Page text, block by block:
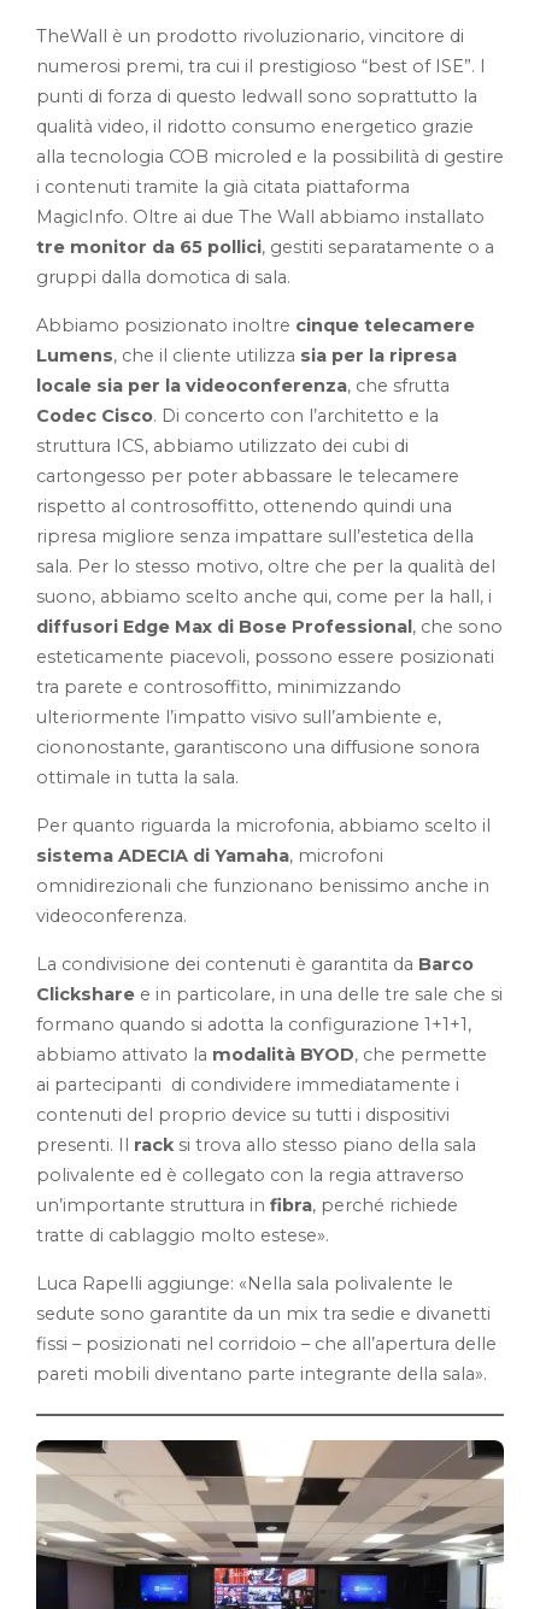
TheWall è un prodotto rivoluzionario, vincitore di
numerosi premi, tra cui il prestigioso “best of ISE”. I
punti di forza di questo ledwall sono soprattutto la
qualità video, il ridotto consumo energetico grazie
alla tecnologia COB microled e la possibilità di gestire
i contenuti tramite la già citata piattaforma
MagicInfo. Oltre ai due The Wall abbiamo installato
tre monitor da 65 pollici, gestiti separatamente o a
gruppi dalla domotica di sala.
Abbiamo posizionato inoltre cinque telecamere
Lumens, che il cliente utilizza sia per la ripresa
locale sia per la videoconferenza, che sfrutta
Codec Cisco. Di concerto con l’architetto e la
struttura ICS, abbiamo utilizzato dei cubi di
cartongesso per poter abbassare le telecamere
rispetto al controsoffitto, ottenendo quindi una
ripresa migliore senza impattare sull’estetica della
sala. Per lo stesso motivo, oltre che per la qualità del
suono, abbiamo scelto anche qui, come per la hall, i
diffusori Edge Max di Bose Professional, che sono
esteticamente piacevoli, possono essere posizionati
tra parete e controsoffitto, minimizzando
ulteriormente l’impatto visivo sull’ambiente e,
ciononostante, garantiscono una diffusione sonora
ottimale in tutta la sala.
Per quanto riguarda la microfonia, abbiamo scelto il
sistema ADECIA di Yamaha, microfoni
omnidirezionali che funzionano benissimo anche in
videoconferenza.
La condivisione dei contenuti è garantita da Barco
Clickshare e in particolare, in una delle tre sale che si
formano quando si adotta la configurazione 1+1+1,
abbiamo attivato la modalità BYOD, che permette
ai partecipanti di condividere immediatamente i
contenuti del proprio device su tutti i dispositivi
presenti. Il racksi trova allo stesso piano della sala
polivalente ed è collegato con la regia attraverso
un’importante struttura in fibra, perché richiede
tratte di cablaggio molto estese».
Luca Rapelli aggiunge: «Nella sala polivalente le
sedute sono garantite da un mix tra sedie e divanetti
fissi – posizionati nel corridoio – che all’apertura delle
pareti mobili diventano parte integrante della sala».